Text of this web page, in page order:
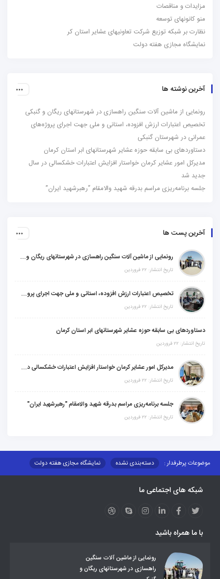
مزایدات و مناقصات
منو کانونهای توسعه
نظارت بر شبکه توزیع شرکت تعاونیهای عشایر استان کر
نمایشگاه مجازی هفته دولت
آخرین نوشته ها
رونمایی از ماشین آلات سنگین راهسازی در شهرستانهای ریگان و گنبکی
تخصیص اعتبارات ارزش افزوده، استانی و ملی جهت اجرای پروژه‌های
عمرانی در شهرستان گنبکی
دستاوردهای بی سابقه حوزه عشایر شهرستانهای ابر استان کرمان
مدیرکل امور عشایر کرمان خواستار افزایش اعتبارات خشکسالی در سال
جدید شد
جلسه برنامه‌ریزی مراسم بدرقه شهید والامقام “رهبرشهید ایران”
آخرین پست ها
رونمایی از ماشین آلات سنگین راهسازی در شهرستانهای ریگان و گنبکی
تاریخ انتشار: ۲۲ فروردین
تخصیص اعتبارات ارزش افزوده، استانی و ملی جهت اجرای پروژه‌های عمرانی در شهرستان گنبکی
تاریخ انتشار: ۲۲ فروردین
دستاوردهای بی سابقه حوزه عشایر شهرستانهای ابر استان کرمان
تاریخ انتشار: ۲۲ فروردین
مدیرکل امور عشایر کرمان خواستار افزایش اعتبارات خشکسالی در سال جدید شد
تاریخ انتشار: ۲۲ فروردین
جلسه برنامه‌ریزی مراسم بدرقه شهید والامقام "رهبرشهید ایران"
تاریخ انتشار: ۲۲ فروردین
موضوعات پرطرفدار : دسته‌بندی نشده
نمایشگاه مجازی هفته دولت
مزایدات و مناقصات
محتوای کانون توسعه
عملکردها
عشایر استان
طرح و برنامه
روند ساماندهی عشایر داوطلب اسکان
تشکیلات اداری
شبکه های اجتماعی ما
با ما همراه باشید
رونمایی از ماشین آلات سنگین
راهسازی در شهرستانهای ریگان و